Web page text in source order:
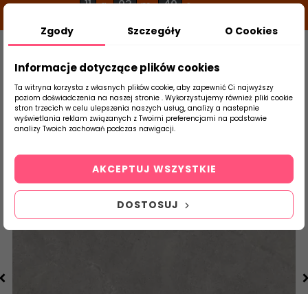
11 g 03 m 39 s
Szukaj
produktu
Strona Główna Salon / Taras Paradyż
Zgody Szczegóły O Cookies
Informacje dotyczące plików cookies
Ta witryna korzysta z własnych plików cookie, aby zapewnić Ci najwyższy
poziom doświadczenia na naszej stronie . Wykorzystujemy również pliki cookie
stron trzecich w celu ulepszenia naszych usług, analizy a nastepnie
wyświetlania reklam związanych z Twoimi preferencjami na podstawie
analizy Twoich zachowań podczas nawigacji.
DOSTOSUJ
AKCEPTUJ WSZYSTKIE